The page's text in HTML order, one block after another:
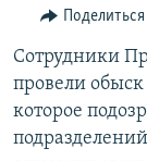
Вернутся
поиску
ИНТЕРАКТИВ
ИНФОГРАФИКА
ТЕЛЕПРОЕКТ
СОВЕТЫ
РАДІО
КАК ОБОЙТИ
Українською
Qırımtatar
Поделиться
Сотрудники
провели
которое